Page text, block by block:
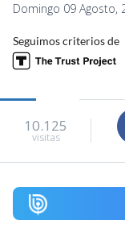
Domingo 09 Agosto,
Seguimos criterios de
10.125
visitas